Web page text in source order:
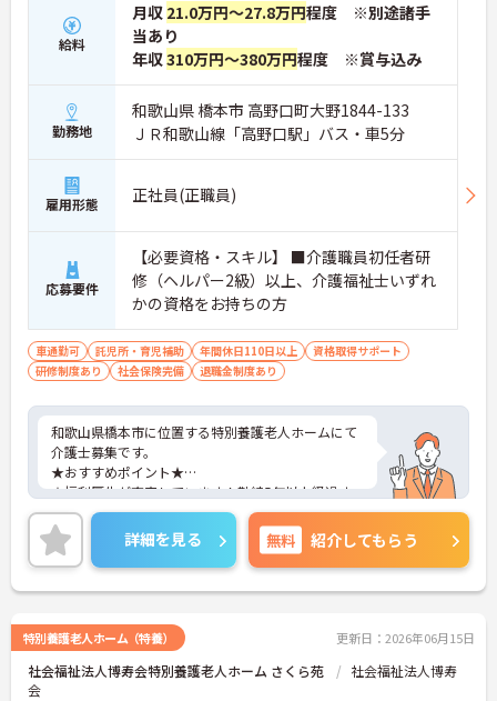
給料
月収 21.0万円～27.8万円程度 ※別途諸手
当あり
年収310万円～380万円程度 ※賞与込み
勤務地
和歌山県 橋本市 高野口町大野1844-133
ＪＲ和歌山線「高野口駅」バス・車5分
雇用形態 正社員(正職員)
応募要件
【必要資格・スキル】 ■介護職員初任者研
修（ヘルパー2級）以上、介護福祉士いずれ
かの資格をお持ちの方
車通勤可 託児所・育児補助 年間休日110日以上
資格取得サポート
研修制度あり
社会保険完備 退職金制度あり
和歌山県橋本市に位置する特別養護老人ホームにて
介護士募集です。
★おすすめポイント★
★福利厚生が充実しています！勤続5年以上経過す
ると、処遇改善手当や特定手当も上がります！
★定員140床の大規模なユニット型の特養！日中は
約15名（2ユニット分）のご利用者様を4名の職員で
ケアします！
★年間休日120日！月10日のお休みでプライベート
★入社後は座学からスタート！独り立ちもその方に
合わせてのスタイルで指導員の元業務を覚えていき
ます！
詳細を見る 無料 紹介してもらう
特別養護老人ホーム（特養） 更新日：2026年06月15日
社会福祉法人博寿会特別養護老人ホーム さくら苑
社会福祉法人博寿
会